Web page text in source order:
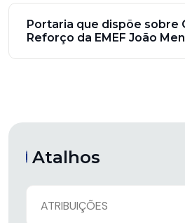
Portaria que dispõe sobre
Reforço da EMEF João
Atalhos
ATRIBUIÇÕES